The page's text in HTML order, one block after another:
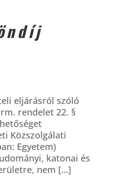
eljárásról szóló
rendelet 22. §
Közszolgálati
Egyetem)
katonai és
nem […]